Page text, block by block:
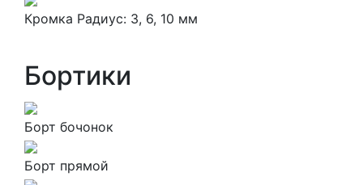
Кромка Радиус: 3, 6, 10 мм
Бортики
Борт бочонок
Борт прямой